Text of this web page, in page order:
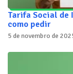
Tarifa Social de
como pedir
5 de novembro de